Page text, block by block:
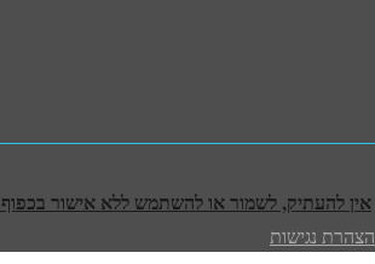
אין להעתיק, לשמור או להשתמש ללא אישור בכפוף
הצהרת נגישות